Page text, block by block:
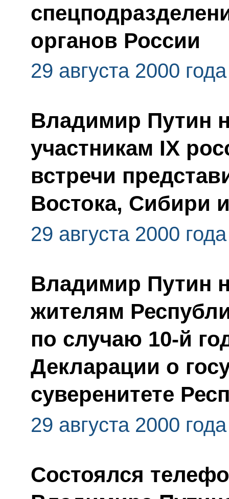
органов России
29 августа 2000 года
Владимир Путин
участникам IX
встречи
Востока, Сибири
29 августа 2000 года
Владимир Путин
жителям
по случаю 10-й
Декларации о
суверенитете
29 августа 2000 года
Состоялся